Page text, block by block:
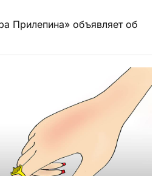
Прилепина» объявляет об